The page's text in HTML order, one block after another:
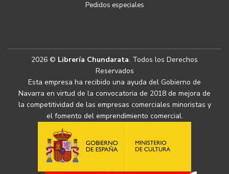
Pedidos especiales
2026 © Librería Chundarata. Todos los Derechos
Reservados
Esta empresa ha recibido una ayuda del Gobierno de
Navarra en virtud de la convocatoria de 2018 de mejora de
la competitividad de las empresas comerciales minoristas y
el fomento del emprendimiento comercial.